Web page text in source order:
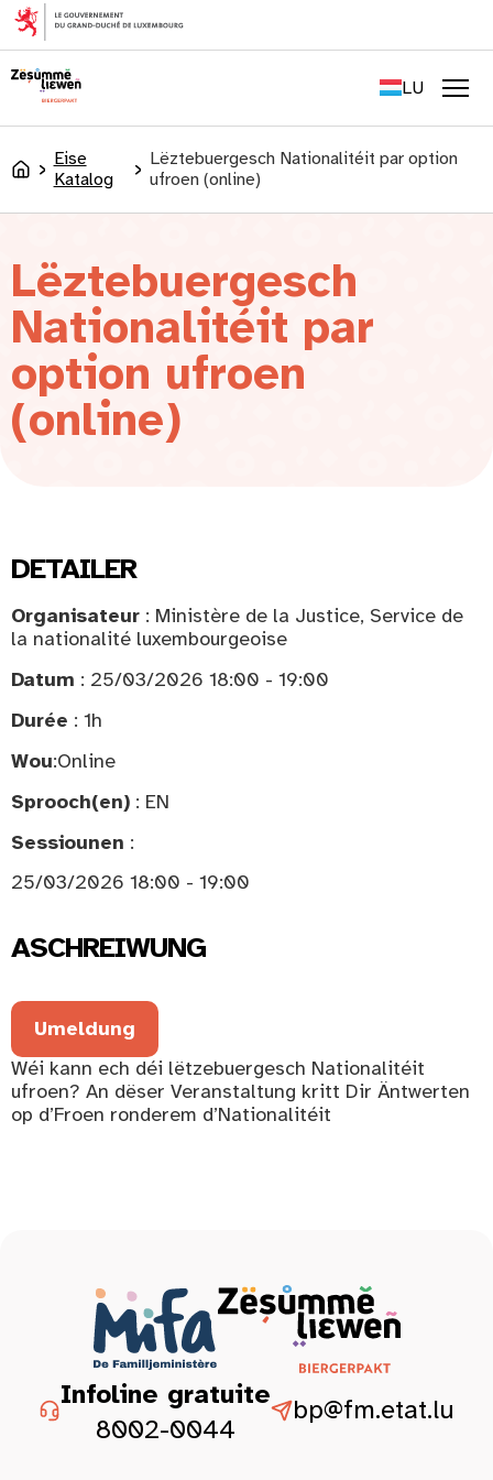
content
LU
DE
Accueil
Eise
Katalog
Lëztebuergesch Nationalitéit par option
ufroen (online)
Lëztebuergesch
Nationalitéit par
option ufroen
(online)
DETAILER
Organisateur : Ministère de la Justice, Service de
la nationalité luxembourgeoise
Datum : 25/03/2026 18:00 - 19:00
Durée : 1h
Wou:Online
Sprooch(en) : EN
Sessiounen :
25/03/2026 18:00 - 19:00
ASCHREIWUNG
Umeldung
Wéi kann ech déi lëtzebuergesch Nationalitéit
ufroen? An dëser Veranstaltung kritt Dir Äntwerten
op d’Froen ronderem d’Nationalitéit
Infoline gratuite
8002-0044
bp@fm.etat.lu